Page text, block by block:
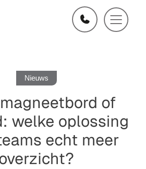
Nieuws
of
welke oplossing
echt meer